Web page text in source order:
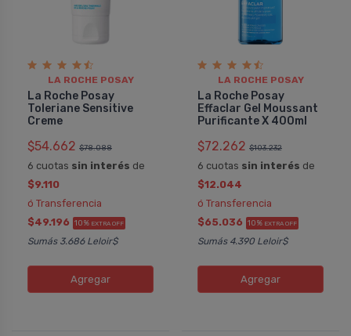
LA ROCHE POSAY
La Roche Posay
Toleriane Sensitive
Creme
$54.662 $78.088
6 cuotas sin interés de
$9.110
ó Transferencia
$49.196 10% EXTRA OFF
Sumás 3.686 Leloir$
Agregar
LA ROCHE POSAY
La Roche Posay
Effaclar Gel Moussant
Purificante X 400ml
$72.262 $103.232
6 cuotas sin interés de
$12.044
ó Transferencia
$65.036 10% EXTRA OFF
Sumás 4.390 Leloir$
Agregar